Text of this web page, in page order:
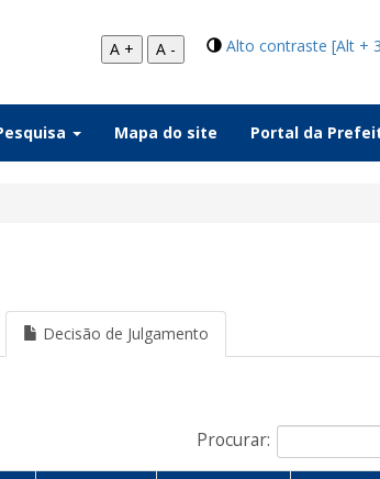
Alto contraste [Alt +
A + A -
Mapa do site Portal da
Decisão de Julgamento
Procurar: